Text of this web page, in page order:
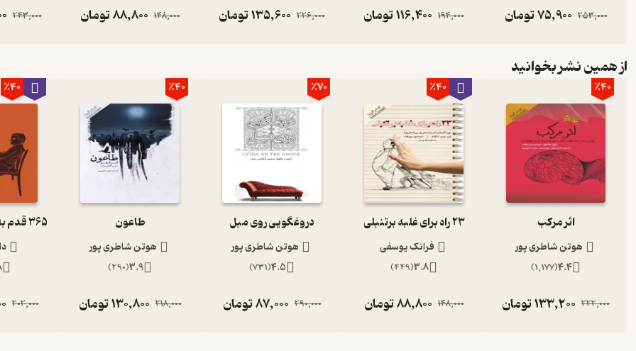
253,000
75,900تومان 194,000
116,400تومان 226,000
135,600تومان 148,000
88,800تومان 243,000
از همین نشر بخوانید
٪40
اثر مرکب
هوتن شاطری پور
4.4
(
1,177
)
222,000
133,200تومان
٪40
23 راه برای غلبه برتنبلی
فرانک یوسفی
3.8
(
449
)
148,000
88,800تومان
٪70
دروغگویی روی مبل
هوتن شاطری پور
4.5
(
731
)
290,000
87,000تومان
٪40
طاعون
هوتن شاطری پور
3.9
(
290
)
218,000
130,800تومان
٪40
202,000